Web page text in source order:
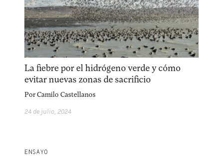
La fiebre por el hidrógeno verde y cómo
evitar nuevas zonas de sacrificio
PorCamilo Castellanos
24 de julio, 2024
ENSAYO